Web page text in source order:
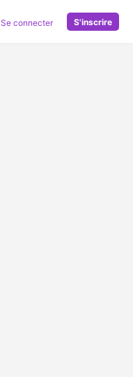
Se connecter S'inscrire